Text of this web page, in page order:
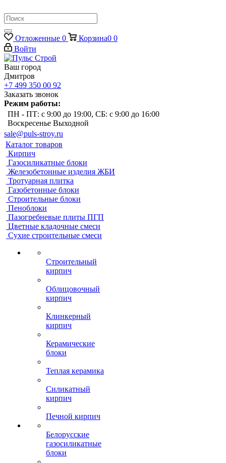
Отложенные 0 Корзина0 0
Войти
Ваш город
Дмитров
+7 499 350 00 92
Заказать звонок
Режим работы:
ПН - ПТ: с 9:00 до 19:00, СБ: с 9:00 до 16:00
Воскресенье Выходной
sale@puls-stroy.ru
Каталог товаров
Кирпич
Газосиликатные блоки
Железобетонные изделия ЖБИ
Тротуарная плитка
Газобетонные блоки
Строительные блоки
Пеноблоки
Пазогребневые плиты ПГП
Цветные кладочные смеси
Сухие строительные смеси
Строительный
кирпич
Облицовочный
кирпич
Клинкерный
кирпич
Керамические
блоки
Теплая керамика
Силикатный
кирпич
Печной кирпич
Белорусские
газосиликатные
блоки